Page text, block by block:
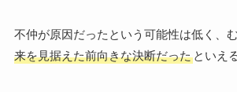
不仲が原因だったという可能性は低く、
来を見据えた前向きな決断だったといえ